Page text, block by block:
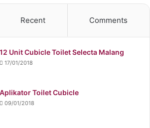
Recent Comments
12 Unit Cubicle Toilet Selecta Malang
17/01/2018
Aplikator Toilet Cubicle
09/01/2018